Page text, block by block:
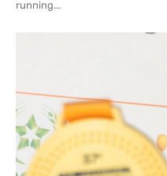
running...